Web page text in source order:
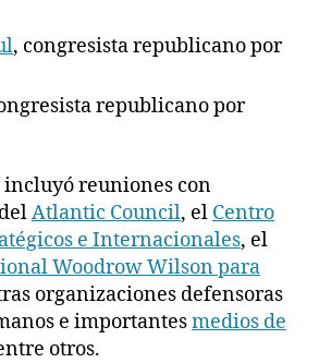
, congresista republicano por
republicano por
reuniones con
Atlantic Council, el Centro
e Internacionales, el
Woodrow Wilson para
organizaciones defensoras
e importantesmedios de
otros.